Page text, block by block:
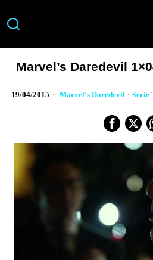
Marvel’s Daredevil
19/04/2015 Marvel's Daredevil · Serie